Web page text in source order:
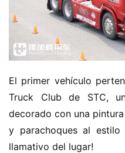
El primer vehículo
Truck Club de STC,
decorado con una
y parachoques al estilo
llamativo del lugar!